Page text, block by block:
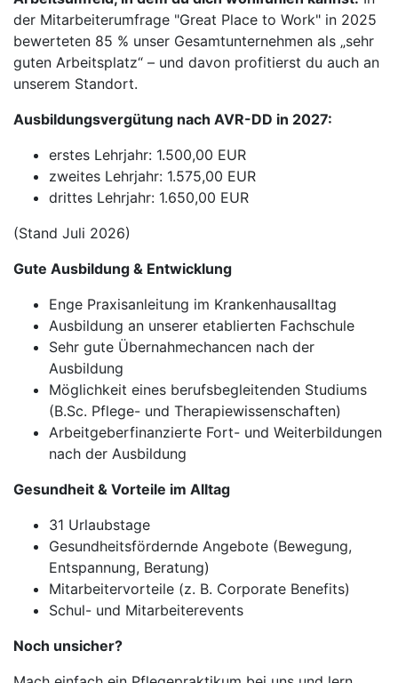
der Mitarbeiterumfrage "Great Place to Work" in 2025
bewerteten 85 % unser Gesamtunternehmen als „sehr
guten Arbeitsplatz“ – und davon profitierst du auch an
unserem Standort.
Ausbildungsvergütung nach AVR-DD in 2027:
erstes Lehrjahr: 1.500,00 EUR
zweites Lehrjahr: 1.575,00 EUR
drittes Lehrjahr: 1.650,00 EUR
(Stand Juli 2026)
Gute Ausbildung & Entwicklung
Enge Praxisanleitung im Krankenhausalltag
Ausbildung an unserer etablierten Fachschule
Sehr gute Übernahmechancen nach der
Ausbildung
Möglichkeit eines berufsbegleitenden Studiums
(B.Sc. Pflege- und Therapiewissenschaften)
Arbeitgeberfinanzierte Fort- und Weiterbildungen
nach der Ausbildung
Gesundheit & Vorteile im Alltag
31 Urlaubstage
Gesundheitsfördernde Angebote (Bewegung,
Entspannung, Beratung)
Mitarbeitervorteile (z. B. Corporate Benefits)
Schul- und Mitarbeiterevents
Noch unsicher?